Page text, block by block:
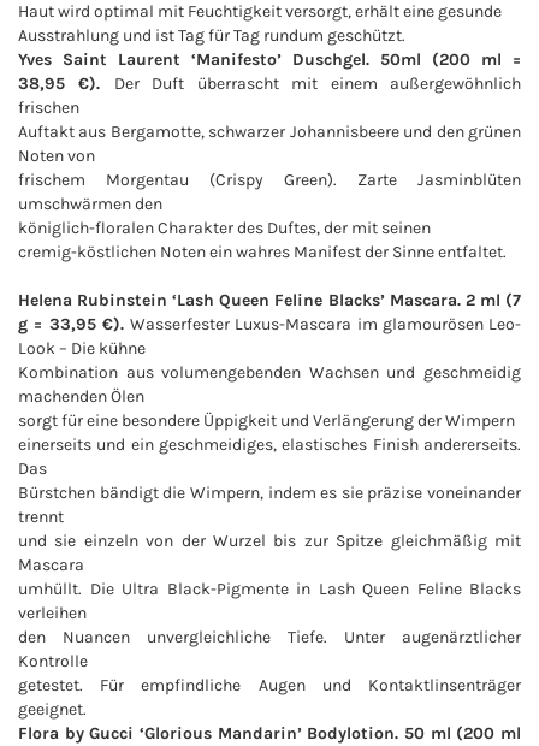
Haut wird optimal mit Feuchtigkeit versorgt, erhält eine gesunde
Ausstrahlung und ist Tag für Tag rundum geschützt.
Yves Saint Laurent ‘Manifesto’ Duschgel. 50ml (200 ml =
38,95 €). Der Duft überrascht mit einem außergewöhnlich
frischen
Auftakt aus Bergamotte, schwarzer Johannisbeere und den grünen
Noten von
frischem Morgentau (Crispy Green). Zarte Jasminblüten
umschwärmen den
königlich-floralen Charakter des Duftes, der mit seinen
cremig-köstlichen Noten ein wahres Manifest der Sinne entfaltet.
Helena Rubinstein ‘Lash Queen Feline Blacks’ Mascara. 2 ml (7
g = 33,95 €). Wasserfester Luxus-Mascara im glamourösen Leo-
Look – Die kühne
Kombination aus volumengebenden Wachsen und geschmeidig
machenden Ölen
sorgt für eine besondere Üppigkeit und Verlängerung der Wimpern
einerseits und ein geschmeidiges, elastisches Finish andererseits.
Das
Bürstchen bändigt die Wimpern, indem es sie präzise voneinander
trennt
und sie einzeln von der Wurzel bis zur Spitze gleichmäßig mit
Mascara
umhüllt. Die Ultra Black-Pigmente in Lash Queen Feline Blacks
verleihen
den Nuancen unvergleichliche Tiefe. Unter augenärztlicher
Kontrolle
getestet. Für empfindliche Augen und Kontaktlinsenträger
geeignet.
Flora by Gucci ‘Glorious Mandarin’ Bodylotion. 50 ml (200 ml